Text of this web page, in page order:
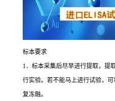
标本要求
1．标本采集后尽早进行提取，提
行实验。若不能马上进行试验，
复冻融。